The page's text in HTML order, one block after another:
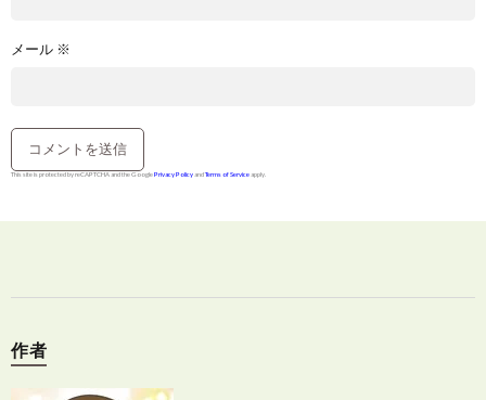
メール ※
This site is protected by reCAPTCHA and the GooglePrivacy PolicyandTerms of Serviceapply.
作者